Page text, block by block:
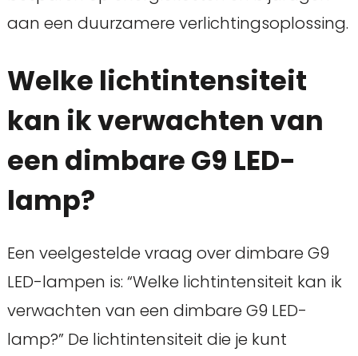
aan een duurzamere verlichtingsoplossing.
Welke lichtintensiteit
kan ik verwachten van
een dimbare G9 LED-
lamp?
Een veelgestelde vraag over dimbare G9
LED-lampen is: “Welke lichtintensiteit kan ik
verwachten van een dimbare G9 LED-
lamp?” De lichtintensiteit die je kunt